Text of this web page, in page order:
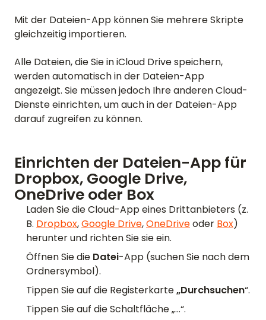
Mit der Dateien-App können Sie mehrere Skripte
gleichzeitig importieren.
Alle Dateien, die Sie in iCloud Drive speichern,
werden automatisch in der Dateien-App
angezeigt. Sie müssen jedoch Ihre anderen Cloud-
Dienste einrichten, um auch in der Dateien-App
darauf zugreifen zu können.
Einrichten der Dateien-App für
Dropbox, Google Drive,
OneDrive oder Box
Laden Sie die Cloud-App eines Drittanbieters (z.
B. Dropbox,Google Drive,OneDriveoder Box)
herunter und richten Sie sie ein.
Öffnen Sie die Datei-App (suchen Sie nach dem
Ordnersymbol).
Tippen Sie auf die Registerkarte„Durchsuchen“.
Tippen Sie auf die Schaltfläche „…“.